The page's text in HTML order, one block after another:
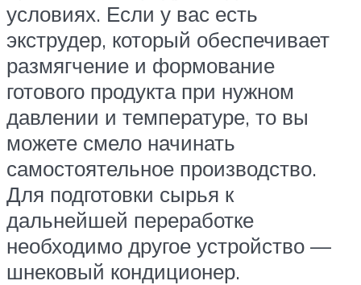
условиях. Если у вас есть
экструдер, который обеспечивает
размягчение и формование
готового продукта при нужном
давлении и температуре, то вы
можете смело начинать
самостоятельное производство.
Для подготовки сырья к
дальнейшей переработке
необходимо другое устройство —
шнековый кондиционер.